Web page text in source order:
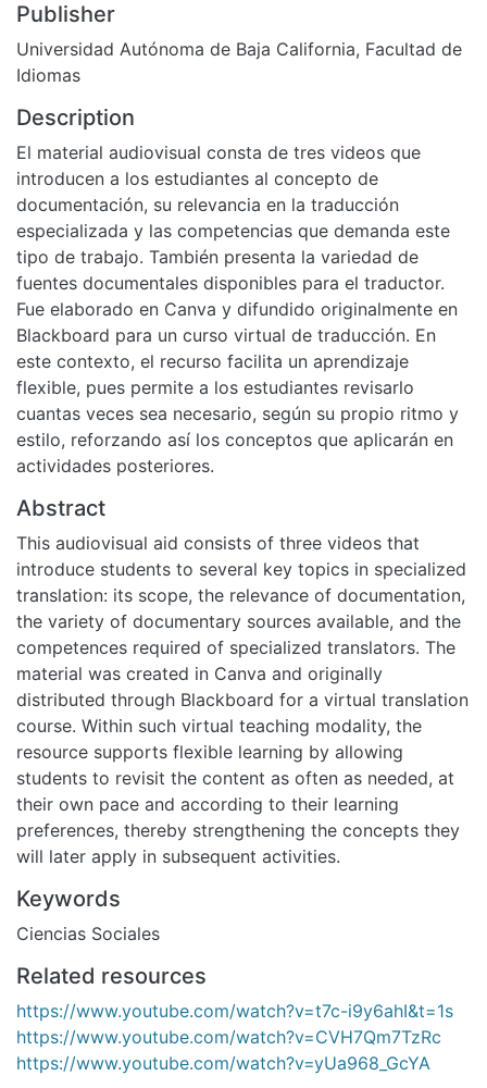
Publisher
Universidad Autónoma de Baja California, Facultad de
Idiomas
Description
El material audiovisual consta de tres videos que
introducen a los estudiantes al concepto de
documentación, su relevancia en la traducción
especializada y las competencias que demanda este
tipo de trabajo. También presenta la variedad de
fuentes documentales disponibles para el traductor.
Fue elaborado en Canva y difundido originalmente en
Blackboard para un curso virtual de traducción. En
este contexto, el recurso facilita un aprendizaje
flexible, pues permite a los estudiantes revisarlo
cuantas veces sea necesario, según su propio ritmo y
estilo, reforzando así los conceptos que aplicarán en
actividades posteriores.
Abstract
This audiovisual aid consists of three videos that
introduce students to several key topics in specialized
translation: its scope, the relevance of documentation,
the variety of documentary sources available, and the
competences required of specialized translators. The
material was created in Canva and originally
distributed through Blackboard for a virtual translation
course. Within such virtual teaching modality, the
resource supports flexible learning by allowing
students to revisit the content as often as needed, at
their own pace and according to their learning
preferences, thereby strengthening the concepts they
will later apply in subsequent activities.
Keywords
Ciencias Sociales
Related resources
https://www.youtube.com/watch?v=t7c-i9y6ahI&t=1s
https://www.youtube.com/watch?v=CVH7Qm7TzRc
https://www.youtube.com/watch?v=yUa968_GcYA